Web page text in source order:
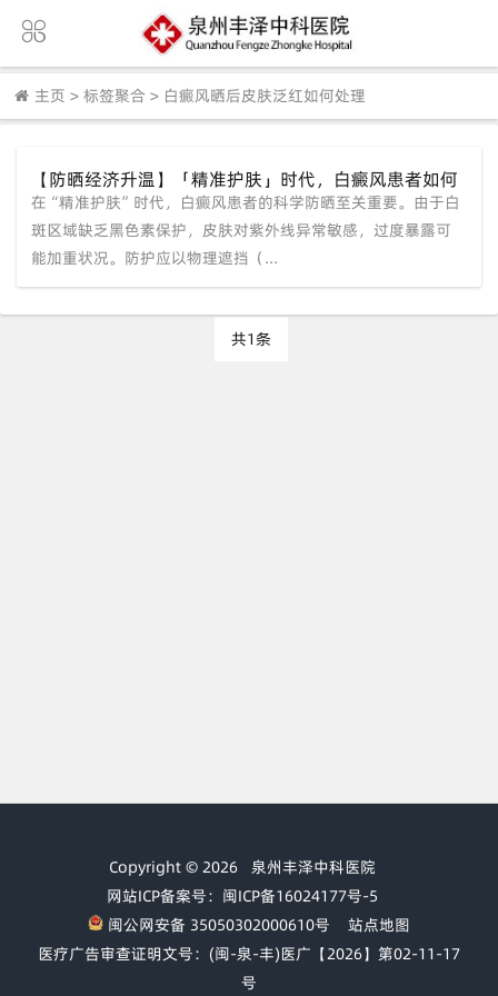
主页 > 标签聚合 > 白癜风晒后皮肤泛红如何处理
【防晒经济升温】「精准护肤」时代，白癜风患者如何
科学防晒？——福建泉州中科白癜风医院夏季防护指南
在“精准护肤”时代，白癜风患者的科学防晒至关重要。由于白
斑区域缺乏黑色素保护，皮肤对紫外线异常敏感，过度暴露可
能加重状况。防护应以物理遮挡（...
共1条
Copyright © 2026 泉州丰泽中科医院
网站ICP备案号：闽ICP备16024177号-5
闽公网安备 35050302000610号
站点地图
医疗广告审查证明文号：(闽-泉-丰)医广【2026】第02-11-17
号